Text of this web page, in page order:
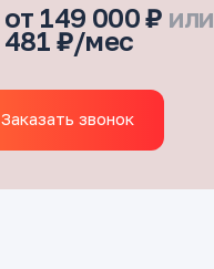
от 149 000 ₽ или
481 ₽/мес
Заказать звонок